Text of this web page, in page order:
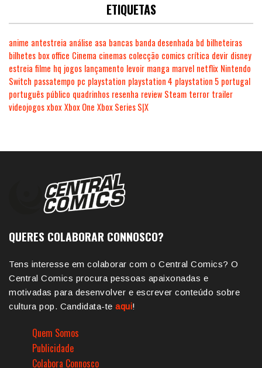
ETIQUETAS
anime antestreia análise asa bancas banda desenhada bd bilheteiras
bilhetes box office Cinema cinemas colecção comics crítica devir disney
estreia filme hq jogos lançamento levoir manga marvel netflix Nintendo
Switch passatempo pc playstation playstation 4 playstation 5 portugal
português público quadrinhos resenha review Steam terror trailer
videojogosxboxXbox One Xbox Series S|X
QUERES COLABORAR CONNOSCO?
Tens interesse em colaborar com o Central Comics? O
Central Comics procura pessoas apaixonadas e
motivadas para desenvolver e escrever conteúdo sobre
cultura pop. Candidata-te aqui!
Quem Somos
Publicidade
Colabora Connosco